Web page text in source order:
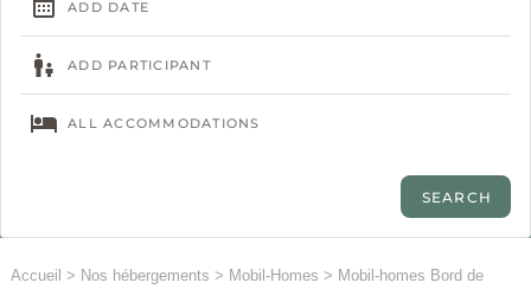
Accueil > Nos hébergements > Mobil-Homes > Mobil-homes Bord de